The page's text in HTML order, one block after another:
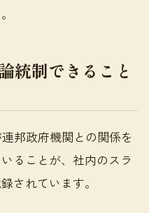
統制できること
邦政府機関との関係を
ることが、社内のスラ
されています。